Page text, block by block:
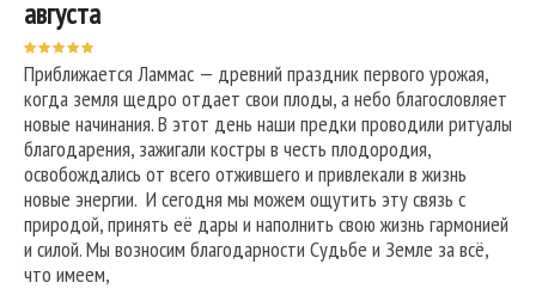
августа
Приближается Ламмас — древний праздник первого урожая,
когда земля щедро отдает свои плоды, а небо благословляет
новые начинания. В этот день наши предки проводили ритуалы
благодарения, зажигали костры в честь плодородия,
освобождались от всего отжившего и привлекали в жизнь
новые энергии. И сегодня мы можем ощутить эту связь с
природой, принять её дары и наполнить свою жизнь гармонией
и силой. Мы возносим благодарности Судьбе и Земле за всё,
что имеем,